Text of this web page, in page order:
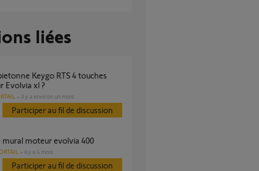
liées
Evolvia xl ?
il y a environ un mois
Participer au fil de discussion
mural moteur evolvia 400
il y a 4 mois
Participer au fil de discussion